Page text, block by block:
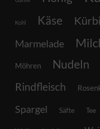
Kohl Käse
Marmelade
Möhren Nudeln
Rindfleisch
Spargel Säfte Tee